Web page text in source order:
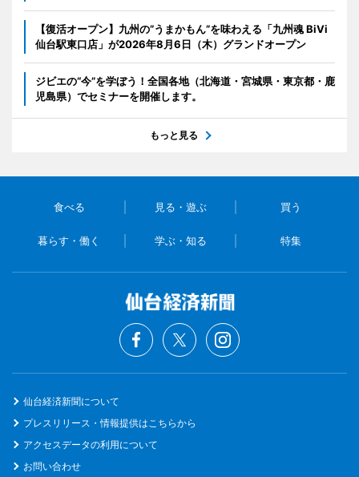
【復活オープン】九州の”うまかもん”を味わえる「九州魂 BiVi
仙台駅東口店」が2026年8月6日（木）グランドオープン
ジビエの“今”を学ぼう！全国各地（北海道・宮城県・東京都・鹿
児島県）でセミナーを開催します。
もっと見る
食べる 見る・遊ぶ 買う
暮らす・働く 学ぶ・知る 特集
仙台経済新聞について
プレスリリース・情報提供はこちらから
アクセスデータの利用について
お問い合わせ